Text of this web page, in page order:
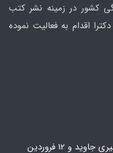
کشور در زمینه نشر کتب
اقدام به فعالیت نموده
ابتداي خيابان انقلاب حد فاصل منيري جاويد و 12 فروردين